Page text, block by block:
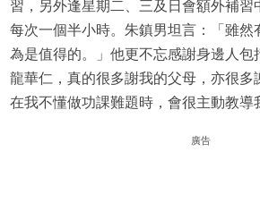
習，另外逢星期二、三及日會額外補習
每次一個半小時。朱鎮男坦言：「雖然
為是值得的。」他更不忘感謝身邊人包
龍華仁，真的很多謝我的父母，亦很多
在我不懂做功課難題時，會很主動教導
廣告